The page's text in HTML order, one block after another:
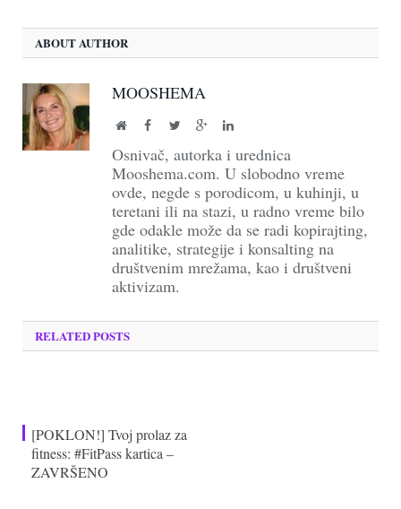
ABOUT AUTHOR
MOOSHEMA
WebsiteFacebook
TwitterGoogle+LinkedIn
Osnivač, autorka i urednica
Mooshema.com. U slobodno vreme
ovde, negde s porodicom, u kuhinji, u
teretani ili na stazi, u radno vreme bilo
gde odakle može da se radi kopirajting,
analitike, strategije i konsalting na
društvenim mrežama, kao i društveni
aktivizam.
RELATED POSTS
[POKLON!] Tvoj prolaz za
fitness: #FitPass kartica –
ZAVRŠENO